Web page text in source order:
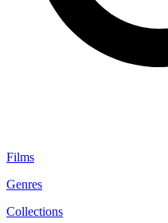
Films
Genres
Collections